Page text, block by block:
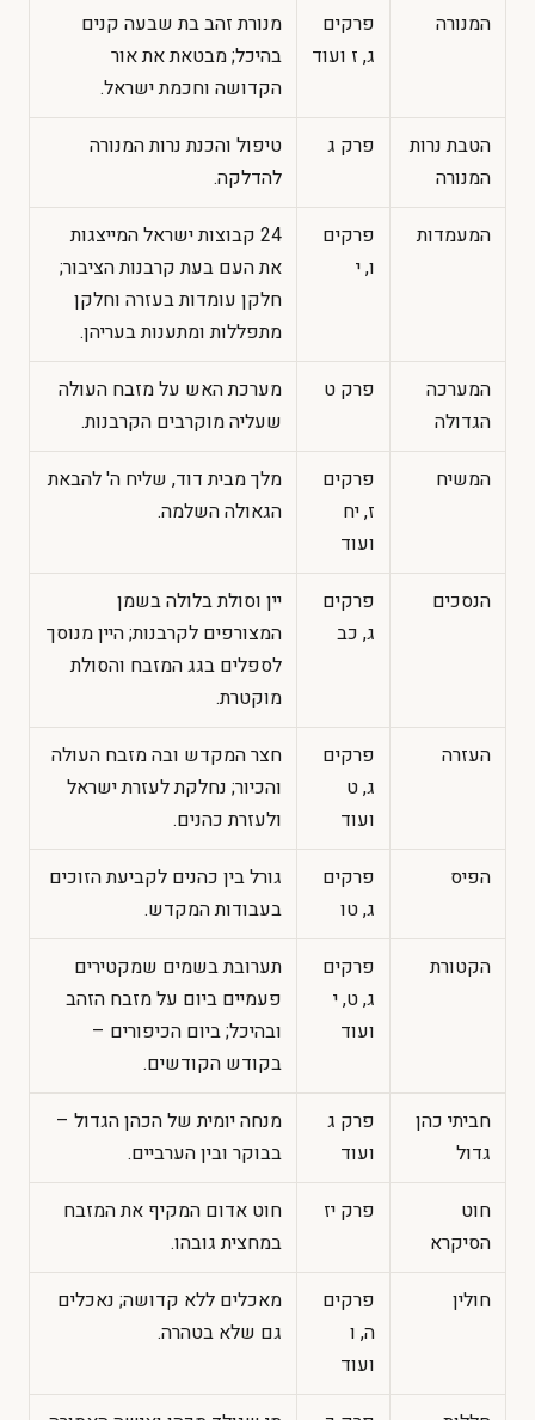
המנורה
פרקים
ג, ז ועוד
מנורת זהב בת שבעה קנים
בהיכל; מבטאת את אור
הקדושה וחכמת ישראל.
הטבת נרות
המנורה
פרק ג
טיפול והכנת נרות המנורה
להדלקה.
המעמדות
פרקים
ו, י
24 קבוצות ישראל המייצגות
את העם בעת קרבנות הציבור;
חלקן עומדות בעזרה וחלקן
מתפללות ומתענות בעריהן.
המערכה
הגדולה
פרק ט
מערכת האש על מזבח העולה
שעליה מוקרבים הקרבנות.
המשיח
פרקים
ז, יח
ועוד
מלך מבית דוד, שליח ה' להבאת
הגאולה השלמה.
הנסכים
פרקים
ג, כב
יין וסולת בלולה בשמן
המצורפים לקרבנות; היין מנוסך
לספלים בגג המזבח והסולת
מוקטרת.
העזרה
פרקים
ג, ט
ועוד
חצר המקדש ובה מזבח העולה
והכיור; נחלקת לעזרת ישראל
ולעזרת כהנים.
הפיס
פרקים
ג, טו
גורל בין כהנים לקביעת הזוכים
בעבודות המקדש.
הקטורת
פרקים
ג, ט, י
ועוד
תערובת בשמים שמקטירים
פעמיים ביום על מזבח הזהב
ובהיכל; ביום הכיפורים –
בקודש הקודשים.
חביתי כהן
גדול
פרק ג
ועוד
מנחה יומית של הכהן הגדול –
בבוקר ובין הערביים.
חוט
הסיקרא
פרק יז
חוט אדום המקיף את המזבח
במחצית גובהו.
חולין
פרקים
ה, ו
ועוד
מאכלים ללא קדושה; נאכלים
גם שלא בטהרה.